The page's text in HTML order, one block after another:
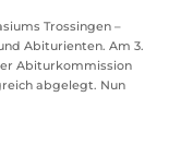
Trossingen –
Abiturienten. Am 3.
Abiturkommission
abgelegt. Nun